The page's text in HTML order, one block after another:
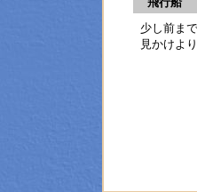
少し前ま
見かけよ